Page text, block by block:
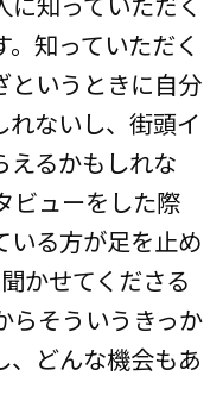
知っていただく
というときに自分
れないし、街頭イ
えるかもしれな
ビューをした際
いる方が足を止め
かせてくださる
らそういうきっか
、どんな機会もあ